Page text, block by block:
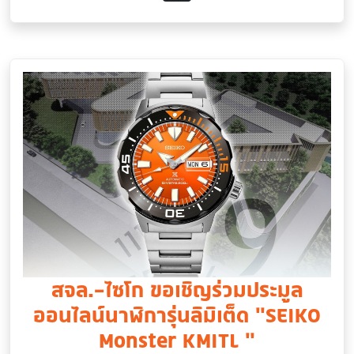
สจล.-ไซโก ขอเชิญร่วมประมูล
ออนไลน์นาฬิการุ่นลิมิเต็ด "SEIKO
Monster KMITL "